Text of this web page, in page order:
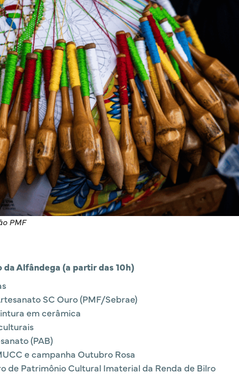
PMF
Alfândega (a partir das 10h)
SC Ouro (PMF/Sebrae)
em cerâmica
(PAB)
e campanha Outubro Rosa
de Patrimônio Cultural Imaterial da Renda de Bilro